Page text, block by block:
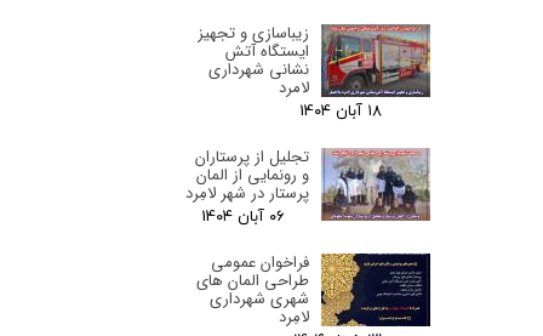
زیباسازی و تجهیز
ایستگاه آتش
نشانی شهرداری
لامرد
۱۸ آبان ۰۴
تجلیل از پرستاران
و رونمایی از المان
پرستار در شهر لامِرد
۰۶ آبان ۰۴
فراخوان عمومی
طراحی المان های
شهری شهرداری
لامِرد